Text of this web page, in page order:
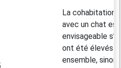
La cohabitation
avec un chat est
envisageable
ont été élevés
ensemble, sinon,